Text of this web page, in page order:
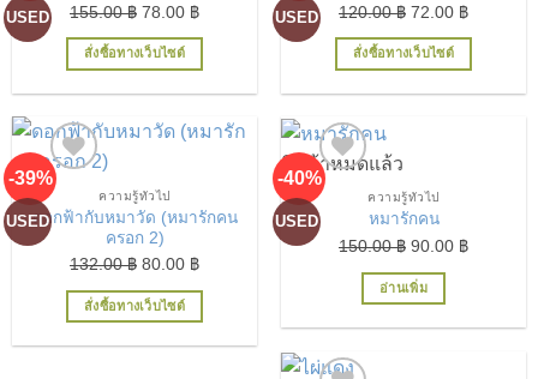
USED
เพิ่มในรายการที่ชื่นชอบ
155.00฿ Original
price
was:
78.00 ฿Current
price
สั่งซื้อทางเว็บไซต์
USED
เพิ่มในรายการที่ชื่นชอบ
120.00฿ Original
price
was:
72.00 ฿Current
price
สั่งซื้อทางเว็บไซต์
-39%
USED
ความรู้ทั่วไป
ดอกฟ้ากับหมาวัด (หมารักคน
ครอก 2)
132.00฿ Original
price
was:
80.00 ฿Current
price
สั่งซื้อทางเว็บไซต์
-40%
USED
สินค้าหมดแล้ว
ความรู้ทั่วไป
หมารักคน
150.00฿ Original
price
was:
90.00 ฿Current
อ่านเพิ่ม